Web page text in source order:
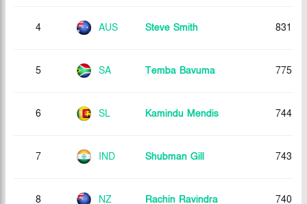
4 AUS Steve Smith 831
5 SA Temba Bavuma 775
6 SL Kamindu Mendis 744
7 IND Shubman Gill 743
8 NZ Rachin Ravindra 740